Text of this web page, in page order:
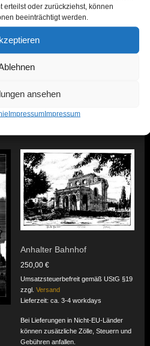
erteilst oder zurückziehst, können
beeinträchtigt werden.
ansehen
ImpressumImpressum
Anhalter Bahnhof
250,00 €
Umsatzsteuerbefreit gemäß UStG §19
zzgl. Versand
Lieferzeit: ca. 3-4 workdays
Bei Lieferungen in Nicht-EU-Länder
können zusätzliche Zölle, Steuern und
Gebühren anfallen.